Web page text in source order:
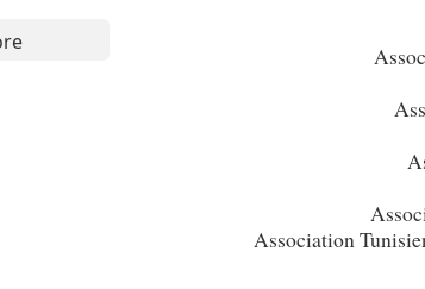
Association